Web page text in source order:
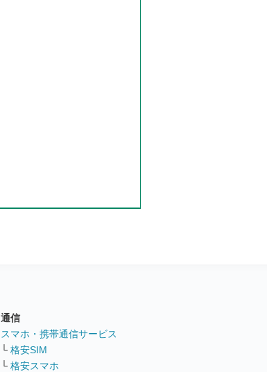
通信
スマホ・携帯通信サービス
└ 格安SIM
└ 格安スマホ